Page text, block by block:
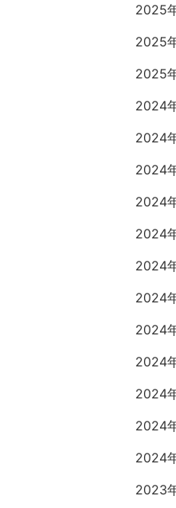
2025
2025
2025
2024
2024
2024
2024
2024
2024
2024
2024
2024
2024
2024
2024
2023